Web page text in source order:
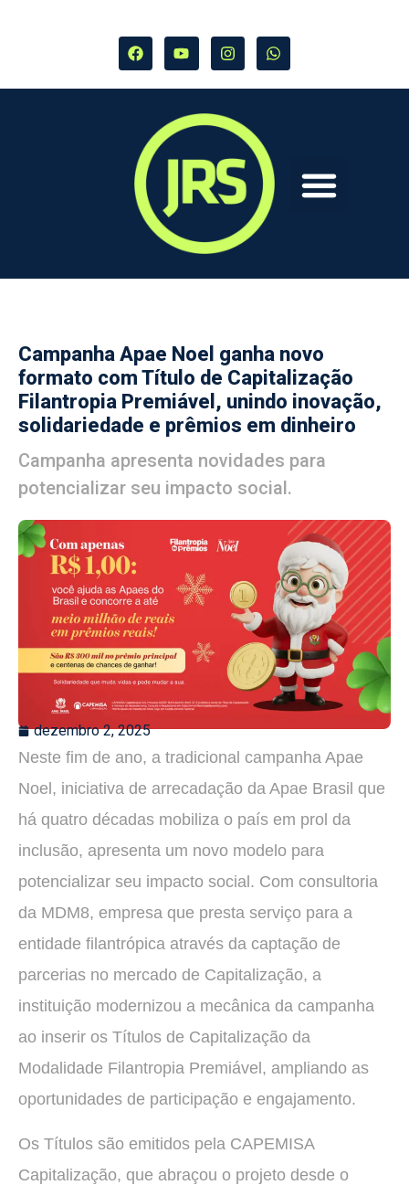
Campanha Apae Noel ganha novo
formato com Título de Capitalização
Filantropia Premiável, unindo inovação,
solidariedade e prêmios em dinheiro
Campanha apresenta novidades para
potencializar seu impacto social.
dezembro 2, 2025
Neste fim de ano, a tradicional campanha Apae
Noel, iniciativa de arrecadação da Apae Brasil que
há quatro décadas mobiliza o país em prol da
inclusão, apresenta um novo modelo para
potencializar seu impacto social. Com consultoria
da MDM8, empresa que presta serviço para a
entidade filantrópica através da captação de
parcerias no mercado de Capitalização, a
instituição modernizou a mecânica da campanha
ao inserir os Títulos de Capitalização da
Modalidade Filantropia Premiável, ampliando as
oportunidades de participação e engajamento.
Os Títulos são emitidos pela CAPEMISA
Capitalização, que abraçou o projeto desde o